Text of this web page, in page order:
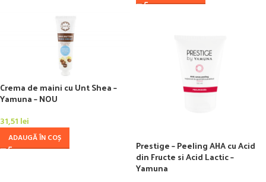
Crema de maini cu Unt Shea –
Yamuna – NOU
31,51 lei
ADAUGĂ ÎN COȘ Prestige – Peeling AHA cu Acid
din Fructe si Acid Lactic –
Yamuna